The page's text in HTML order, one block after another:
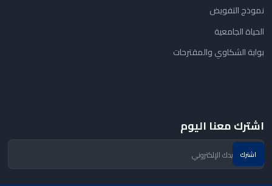
نموذج التفويض
الحياة الجامعية
بوابة الشكاوي والمقترحات
اشترك معنا اليوم